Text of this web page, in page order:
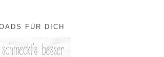
FÜR DICH